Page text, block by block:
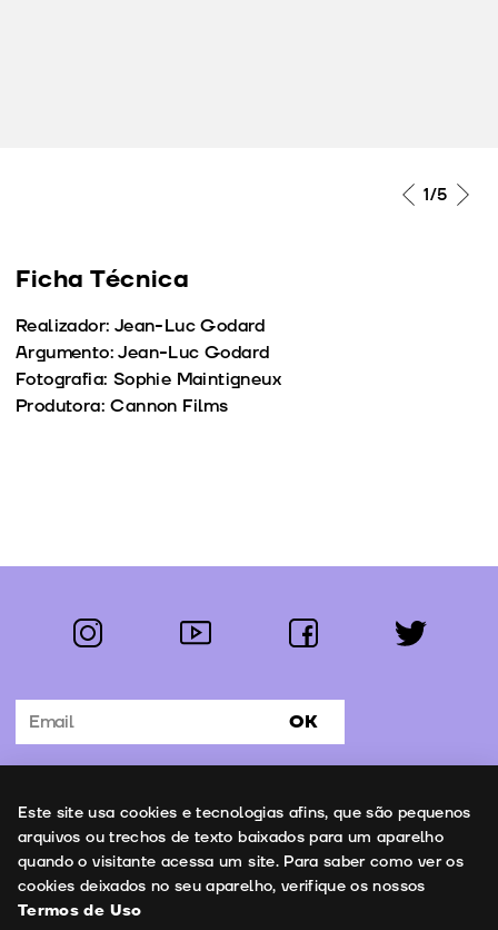
1/5
Ficha Técnica
Realizador: Jean-Luc Godard
Argumento: Jean-Luc Godard
Fotografia: Sophie Maintigneux
Produtora: Cannon Films
Segue-nos:
instagram youtube facebook twitter
Subscrever Newsletter OK
Contactos
Este site usa cookies e tecnologias afins, que são pequenos
arquivos ou trechos de texto baixados para um aparelho
quando o visitante acessa um site. Para saber como ver os
cookies deixados no seu aparelho, verifique os nossos
Termos de Uso